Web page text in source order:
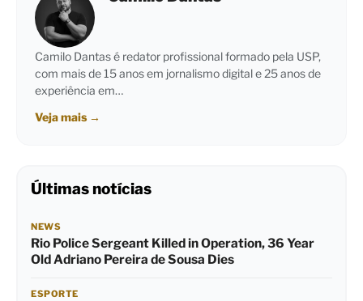
Camilo Dantas é redator profissional formado pela USP,
com mais de 15 anos em jornalismo digital e 25 anos de
experiência em…
Veja mais →
Últimas notícias
NEWS
Rio Police Sergeant Killed in Operation, 36 Year
Old Adriano Pereira de Sousa Dies
ESPORTE